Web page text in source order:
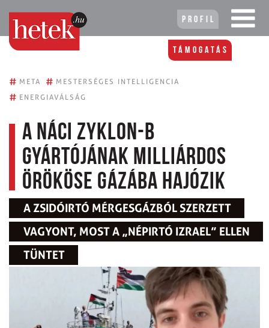
Profil
Támogatás
# META # MESTERSÉGES INTELLIGENCIA
# ENERGIAVÁLSÁG
A náci Zyklon-B
gyártójának milliárdos
örököse Gázába hajózik
A ZSIDÓIRTÓ MÉRGESGÁZBÓL SZERZETT
VAGYONT, MOST A „NÉPIRTÓ IZRAEL” ELLEN
TÜNTET